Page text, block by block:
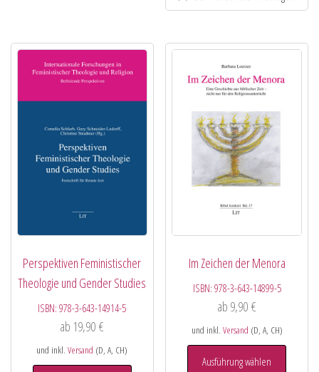
Perspektiven Feministischer
Theologie und Gender Studies
ISBN:978-3-643-14914-5
ab 19,90€
und inkl.Versand (D, A, CH)
Im Zeichen der Menora
ISBN: 978-3-643-14899-5
ab 9,90€
und inkl. Versand (D, A, CH)
Ausführung wählen